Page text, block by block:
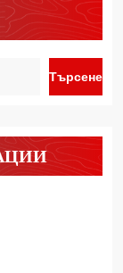
Търсене